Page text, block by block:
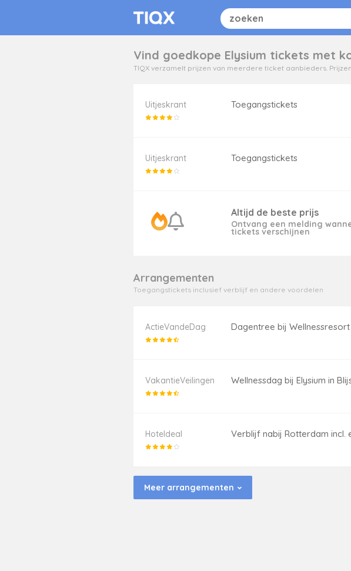
Vind goedkope Elysium tickets met
TIQX verzamelt prijzen van meerdere ticket aanbieders.
Uitjeskrant Toegangstickets
Uitjeskrant Toegangstickets
Altijd de beste prijs
Ontvang een melding
tickets verschijnen
Arrangementen
Toegangstickets inclusief verblijf en andere voordelen
ActieVandeDag Dagentree bij Wellnessresort
VakantieVeilingen Wellnessdag bij Elysium in
Hoteldeal Verblijf nabij Rotterdam incl.
Meer arrangementen